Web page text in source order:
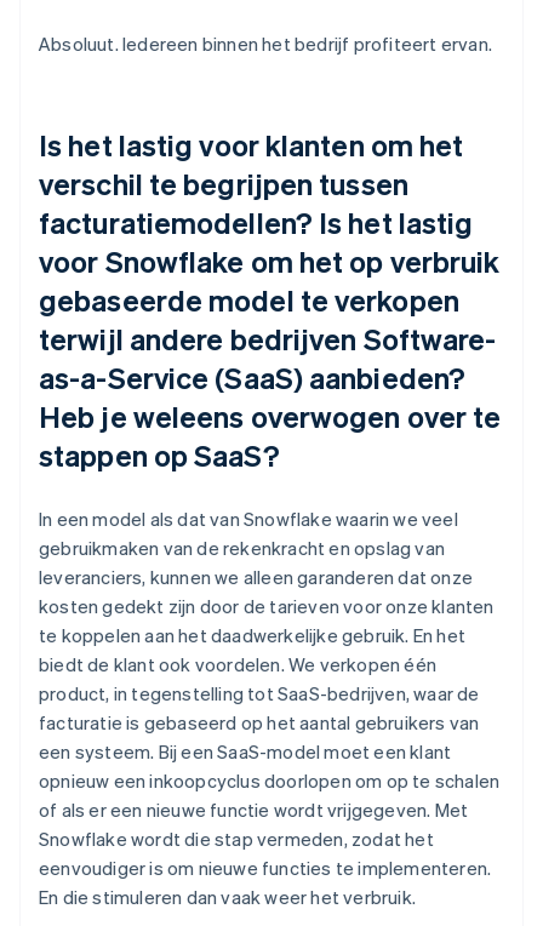
Absoluut. Iedereen binnen het bedrijf profiteert ervan.
Is het lastig voor klanten om het
verschil te begrijpen tussen
facturatiemodellen? Is het lastig
voor Snowflake om het op verbruik
gebaseerde model te verkopen
terwijl andere bedrijven Software-
as-a-Service (SaaS) aanbieden?
Heb je weleens overwogen over te
stappen op SaaS?
In een model als dat van Snowflake waarin we veel
gebruikmaken van de rekenkracht en opslag van
leveranciers, kunnen we alleen garanderen dat onze
kosten gedekt zijn door de tarieven voor onze klanten
te koppelen aan het daadwerkelijke gebruik. En het
biedt de klant ook voordelen. We verkopen één
product, in tegenstelling tot SaaS-bedrijven, waar de
facturatie is gebaseerd op het aantal gebruikers van
een systeem. Bij een SaaS-model moet een klant
opnieuw een inkoopcyclus doorlopen om op te schalen
of als er een nieuwe functie wordt vrijgegeven. Met
Snowflake wordt die stap vermeden, zodat het
eenvoudiger is om nieuwe functies te implementeren.
En die stimuleren dan vaak weer het verbruik.